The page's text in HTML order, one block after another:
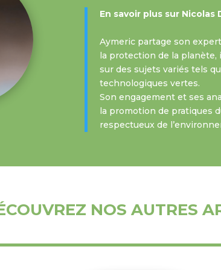
En savoir plus sur Nicolas
Aymeric partage son
la protection de la
sur des sujets variés tels
technologiques vertes.
Son engagement et ses
la promotion de pratiques
respectueux de
NOS AUTRES